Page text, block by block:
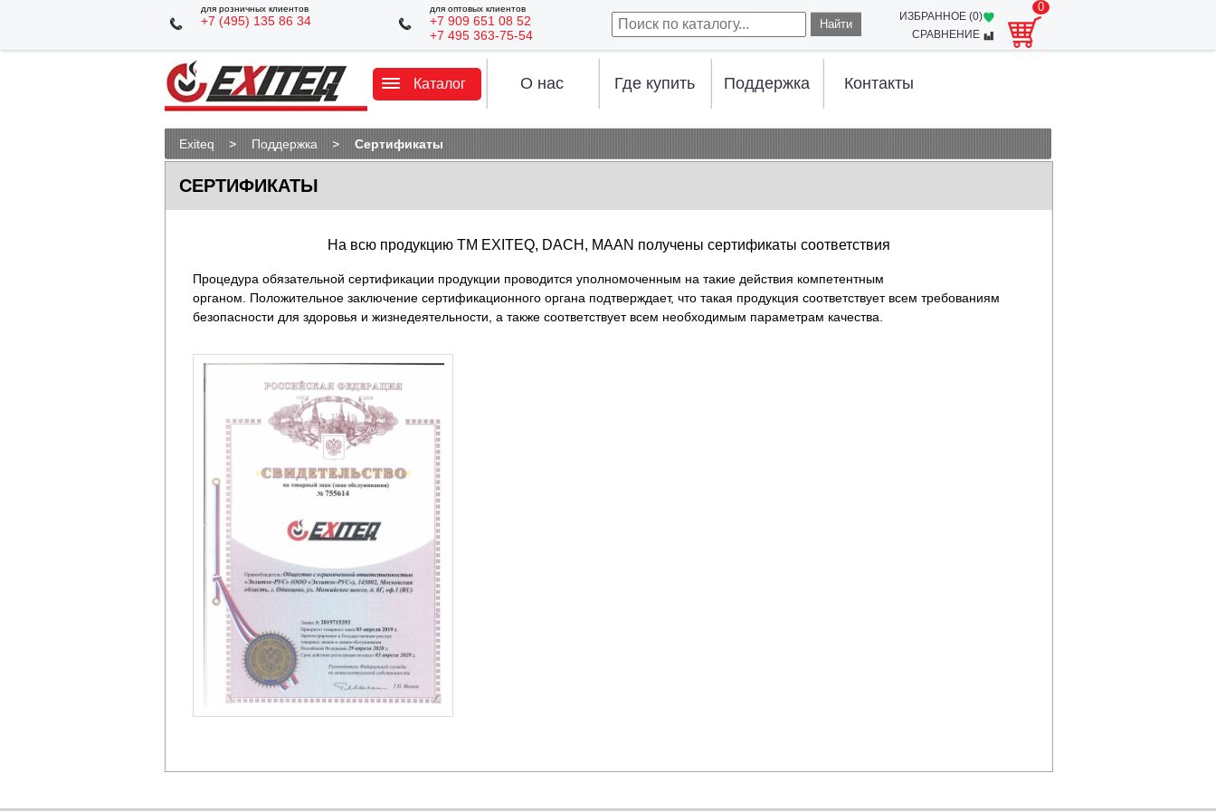
для розничных клиентов
+7 (495) 135 86 34
для оптовых клиентов
+7 909 651 08 52
+7 495 363-75-54
Найти
ИЗБРАННОЕ (0)
СРАВНЕНИЕ
0
Каталог О нас Где купить Поддержка Контакты
Exiteq Поддержка Сертификаты
СЕРТИФИКАТЫ
На всю продукцию ТМ EXITEQ, DACH, MAAN получены сертификаты соответствия
Процедура обязательной сертификации продукции проводится уполномоченным на такие действия компетентным
органом. Положительное заключение сертификационного органа подтверждает, что такая продукция соответствует всем требованиям
безопасности для здоровья и жизнедеятельности, а также соответствует всем необходимым параметрам качества.